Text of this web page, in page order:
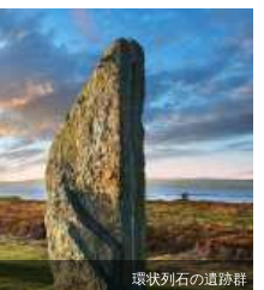
環状列石の遺跡群